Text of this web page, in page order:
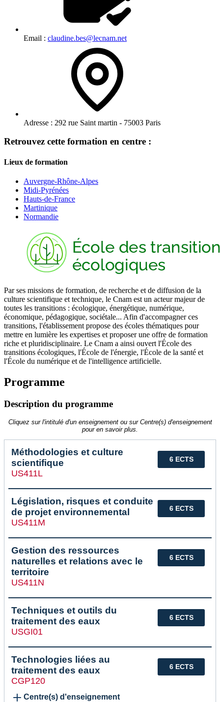
Email : claudine.bes@lecnam.net
Adresse : 292 rue Saint martin - 75003 Paris
Retrouvez cette formation en centre :
Lieux de formation
Auvergne-Rhône-Alpes
Midi-Pyrénées
Hauts-de-France
Martinique
Normandie
Par ses missions de formation, de recherche et de diffusion de la
culture scientifique et technique, le Cnam est un acteur majeur de
toutes les transitions : écologique, énergétique, numérique,
économique, pédagogique, sociétale... Afin d'accompagner ces
transitions, l'établissement propose des écoles thématiques pour
mettre en lumière les expertises et proposer une offre de formation
riche et pluridisciplinaire. Le Cnam a ainsi ouvert l'École des
transitions écologiques, l'École de l'énergie, l'École de la santé et
l'École du numérique et de l'intelligence artificielle.
Programme
Description du programme
Cliquez sur l'intitulé d'un enseignement ou sur Centre(s) d'enseignement
pour en savoir plus.
6 ECTS
Méthodologies et culture
scientifique
US411L
6 ECTS
Législation, risques et conduite
de projet environnemental
US411M
6 ECTS
Gestion des ressources
naturelles et relations avec le
territoire
US411N
6 ECTS
Techniques et outils du
traitement des eaux
USGI01
6 ECTS
Technologies liées au
traitement des eaux
CGP120
Centre(s) d'enseignement